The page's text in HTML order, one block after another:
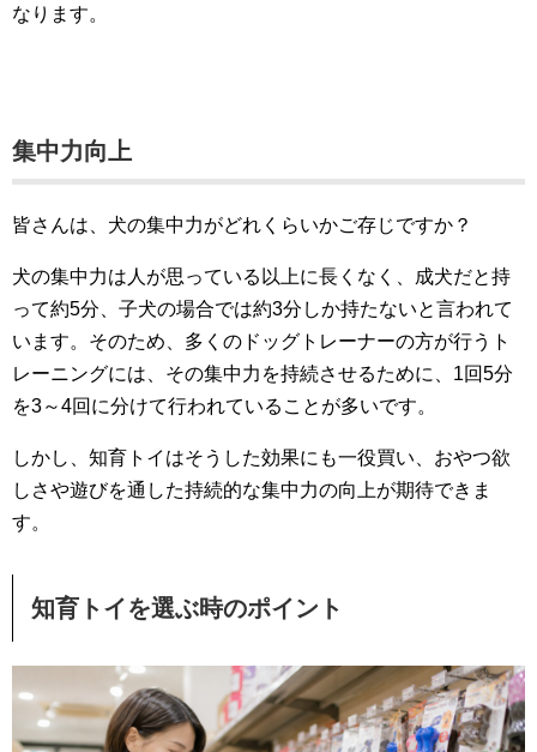
なります。
集中力向上
皆さんは、犬の集中力がどれくらいかご存じですか？
犬の集中力は人が思っている以上に長くなく、成犬だと持
って約5分、子犬の場合では約3分しか持たないと言われて
います。そのため、多くのドッグトレーナーの方が行うト
レーニングには、その集中力を持続させるために、1回5分
を3～4回に分けて行われていることが多いです。
しかし、知育トイはそうした効果にも一役買い、おやつ欲
しさや遊びを通した持続的な集中力の向上が期待できま
す。
知育トイを選ぶ時のポイント